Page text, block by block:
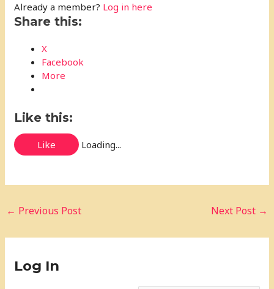
Already a member? Log in here
Share this:
X
Facebook
More
Like this:
Like Loading...
← Previous Post Next Post →
Log In